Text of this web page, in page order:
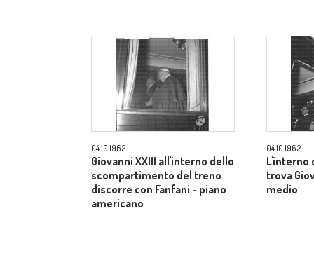
04.10.1962
Giovanni XXIII all'interno dello
scompartimento del treno
discorre con Fanfani - piano
americano
04.10.1962
L'interno
trova
medio